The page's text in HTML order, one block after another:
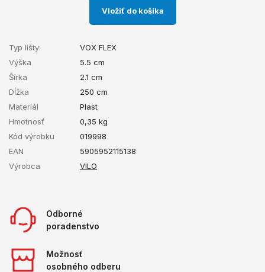
Vložiť do košíka
Typ lišty:
VOX FLEX
Výška
5.5 cm
Šírka
2.1 cm
Dĺžka
250 cm
Materiál
Plast
Hmotnosť
0,35 kg
Kód výrobku
019998
EAN
5905952115138
Výrobca
VILO
Odborné
poradenstvo
Možnosť
osobného odberu